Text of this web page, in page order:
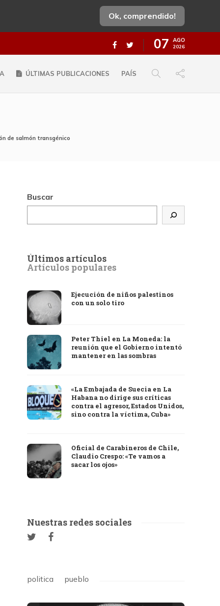
Ok, comprendido!
07 AGO
2026
ÚLTIMAS PUBLICACIONES PAÍS
de salmón transgénico
Buscar
Últimos artículos
Artículos populares
Ejecución de niños palestinos
con un solo tiro
Peter Thiel en La Moneda: la
reunión que el Gobierno intentó
mantener en las sombras
«La Embajada de Suecia en La
Habana no dirige sus críticas
contra el agresor, Estados Unidos,
sino contra la víctima, Cuba»
Oficial de Carabineros de Chile,
Claudio Crespo: «Te vamos a
sacar los ojos»
Nuestras redes sociales
politica pueblo